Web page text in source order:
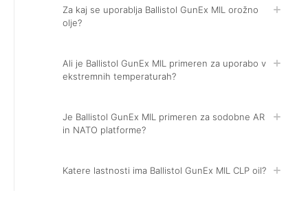
Za kaj se uporablja Ballistol GunEx MIL orožno
olje?
Ali je Ballistol GunEx MIL primeren za uporabo v
ekstremnih temperaturah?
Je Ballistol GunEx MIL primeren za sodobne AR
in NATO platforme?
Katere lastnosti ima Ballistol GunEx MIL CLP oil?